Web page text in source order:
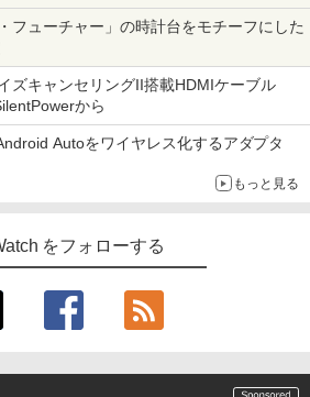
フューチャー」の時計台をモチーフにした
ズキャンセリングII搭載HDMIケーブル
から
Autoをワイヤレス化するアダプタ
もっと見る
をフォローする